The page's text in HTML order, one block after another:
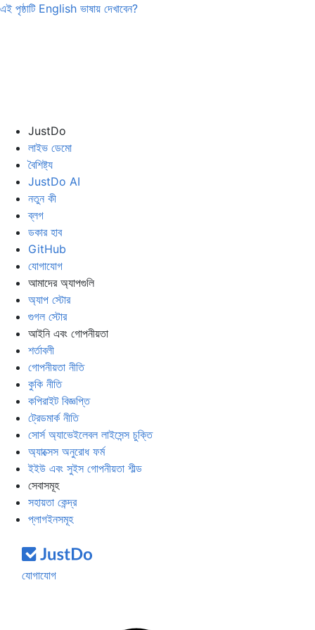
এই পৃষ্ঠাটি English ভাষায় দেখাবেন?
JustDo
লাইভ ডেমো
বৈশিষ্ট্য
JustDo AI
নতুন কী
ব্লগ
ডকার হাব
GitHub
যোগাযোগ
আমাদের অ্যাপগুলি
অ্যাপ স্টোর
গুগল স্টোর
আইনি এবং গোপনীয়তা
শর্তাবলী
গোপনীয়তা নীতি
কুকি নীতি
কপিরাইট বিজ্ঞপ্তি
ট্রেডমার্ক নীতি
সোর্স অ্যাভেইলেবল লাইসেন্স চুক্তি
অ্যাক্সেস অনুরোধ ফর্ম
ইইউ এবং সুইস গোপনীয়তা শীল্ড
সেবাসমূহ
সহায়তা কেন্দ্র
প্লাগইনসমূহ
যোগাযোগ